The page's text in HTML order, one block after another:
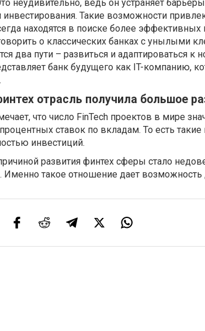
неудивительно, ведь он устраняет
инвестирования. Такие возможности
находятся в поиске более
о классических банках с унылыми
два пути – развиться и адаптироваться
банк будущего как IT-компанию,
отрасль получила большое
что число FinTech проектов в мире
ставок по вкладам. То есть
инвестиций.
развития финтех сферы стало
Именно такое отношение дает возможность